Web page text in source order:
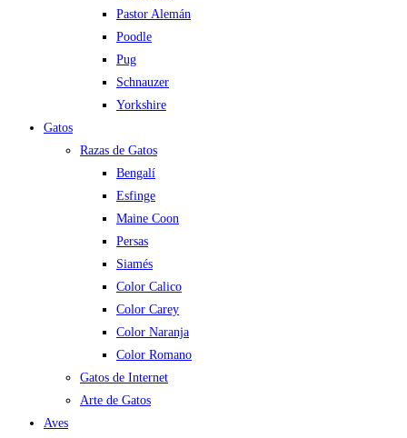
Pastor Alemán
Poodle
Pug
Schnauzer
Yorkshire
Gatos
Razas de Gatos
Bengalí
Esfinge
Maine Coon
Persas
Siamés
Color Calico
Color Carey
Color Naranja
Color Romano
Gatos de Internet
Arte de Gatos
Aves